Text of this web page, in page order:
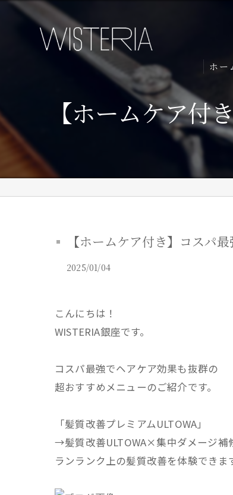
ホー
【ホームケア
【ホームケア付き】コスパ
2025/01/04
こんにちは！
WISTERIA銀座です。
コスパ最強でヘアケア効果も抜群の
超おすすめメニューのご紹介です。
「髪質改善プレミアムULTOWA」
→髪質改善ULTOWA×集中ダメージ補
ランランク上の髪質改善を体験できま